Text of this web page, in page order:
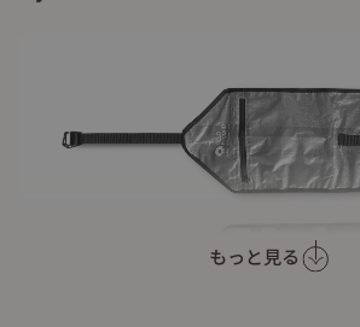
もっと見る